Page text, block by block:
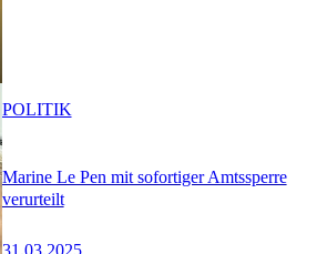
Marine Le Pen mit sofortiger Amtssperre
verurteilt
31.03.2025
POLITIK